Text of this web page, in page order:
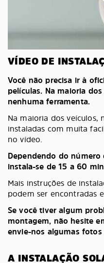
VÍDEO DE
Você não precisa ir à
películas. Na maioria
nenhuma ferramenta.
Na maioria dos veículos,
instaladas com muita
no vídeo.
Dependendo do
instala-se de 15 a 60
Mais instruções de
podem ser encontradas
Se você tiver algum
montagem, não hesite
envie-nos algumas
A INSTALAÇÃO